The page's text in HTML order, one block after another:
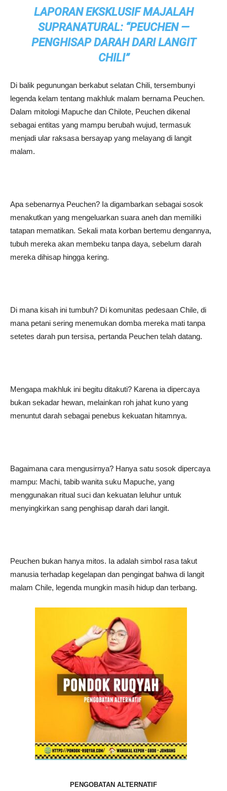
LAPORAN EKSKLUSIF MAJALAH
SUPRANATURAL: “PEUCHEN —
PENGHISAP DARAH DARI LANGIT
CHILI”
Di balik pegunungan berkabut selatan Chili, tersembunyi
legenda kelam tentang makhluk malam bernama Peuchen.
Dalam mitologi Mapuche dan Chilote, Peuchen dikenal
sebagai entitas yang mampu berubah wujud, termasuk
menjadi ular raksasa bersayap yang melayang di langit
malam.
Apa sebenarnya Peuchen? Ia digambarkan sebagai sosok
menakutkan yang mengeluarkan suara aneh dan memiliki
tatapan mematikan. Sekali mata korban bertemu dengannya,
tubuh mereka akan membeku tanpa daya, sebelum darah
mereka dihisap hingga kering.
Di mana kisah ini tumbuh? Di komunitas pedesaan Chile, di
mana petani sering menemukan domba mereka mati tanpa
setetes darah pun tersisa, pertanda Peuchen telah datang.
Mengapa makhluk ini begitu ditakuti? Karena ia dipercaya
bukan sekadar hewan, melainkan roh jahat kuno yang
menuntut darah sebagai penebus kekuatan hitamnya.
Bagaimana cara mengusirnya? Hanya satu sosok dipercaya
mampu: Machi, tabib wanita suku Mapuche, yang
menggunakan ritual suci dan kekuatan leluhur untuk
menyingkirkan sang penghisap darah dari langit.
Peuchen bukan hanya mitos. Ia adalah simbol rasa takut
manusia terhadap kegelapan dan pengingat bahwa di langit
malam Chile, legenda mungkin masih hidup dan terbang.
PENGOBATAN ALTERNATIF